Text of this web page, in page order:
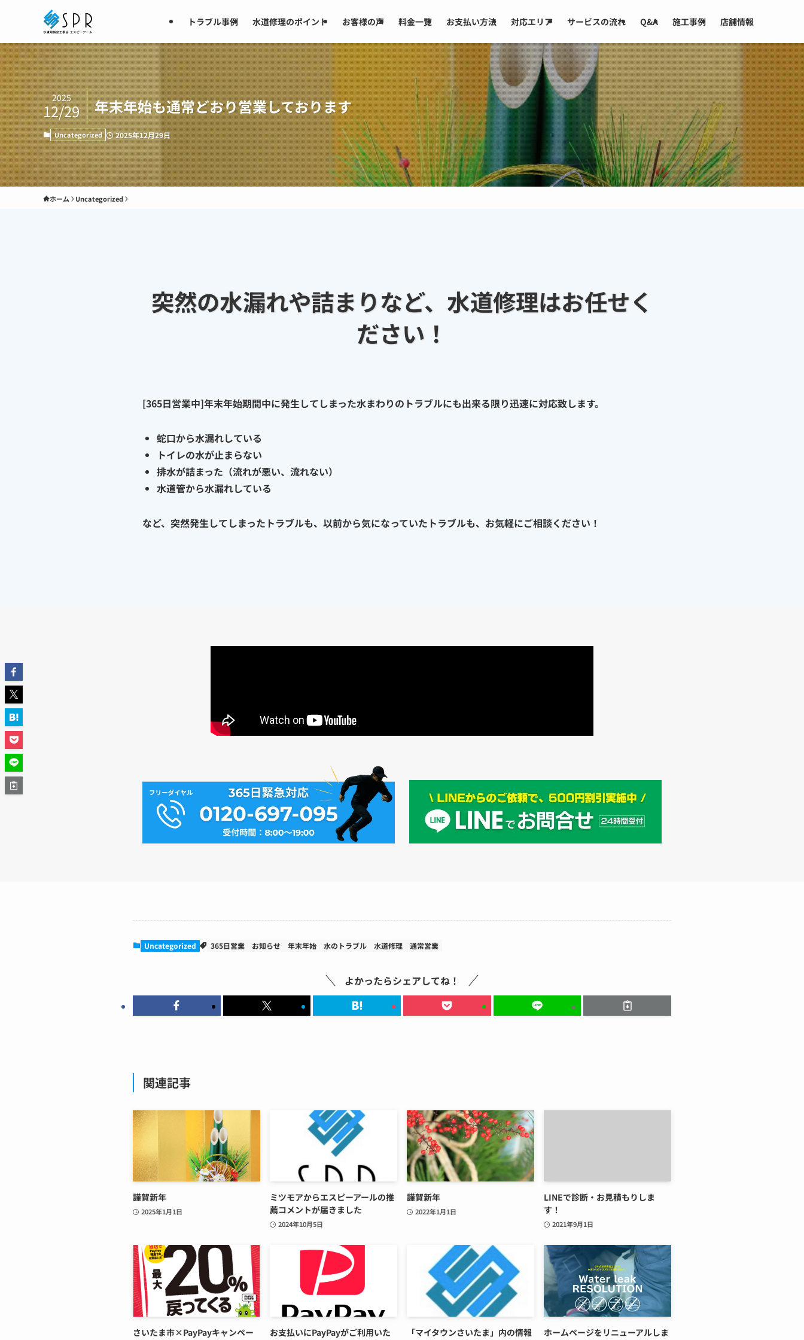
トラブル事例 水道修理のポイント お客様の声 料金一覧 お支払い方法 対応エリア サービスの流れ Q&A 施工事例 店舗情報
年末年始も通常どおり営業しております
2025
12/29
Uncategorized 2025年12月29日
ホーム Uncategorized
突然の水漏れや詰まりなど、水道修理はお任せく
ださい！
[365日営業中]年末年始期間中に発生してしまった水まわりのトラブルにも出来る限り迅速に対応致します。
蛇口から水漏れしている
トイレの水が止まらない
排水が詰まった（流れが悪い、流れない）
水道管から水漏れしている
など、突然発生してしまったトラブルも、以前から気になっていたトラブルも、お気軽にご相談ください！
Uncategorized 365日営業 お知らせ 年末年始 水のトラブル 水道修理 通常営業
よかったらシェアしてね！
関連記事
謹賀新年
2025年1月1日
ミツモアからエスピーアールの推
薦コメントが届きました
2024年10月5日
謹賀新年
2022年1月1日
LINEで診断・お見積もりしま
す！
2021年9月1日
さいたま市×PayPayキャンペー
お支払いにPayPayがご利用いた
「マイタウンさいたま」内の情報
ホームページをリニューアルしま